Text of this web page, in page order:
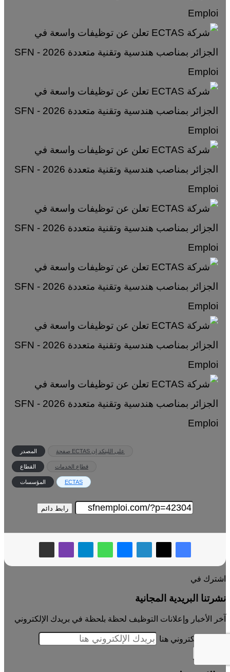
المصدر صفحة ECTAS على اللينكد إن
القطاع قطاع الخدمات
المؤسسات ECTAS
رابط دائم
اشترك في
نشرتنا البريدية المجانية
آخر الأخبار وإعلانات التوظيف لحظة بلحظة في بريدك الإلكتروني
بريدك الإلكتروني هنا